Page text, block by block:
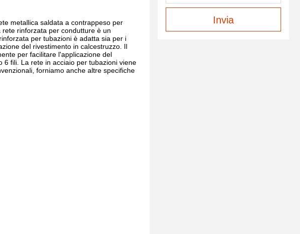
metallica saldata a contrappeso per
rinforzata per condutture è un
per tubazioni è adatta sia per i
del rivestimento in calcestruzzo. Il
per facilitare l'applicazione del
6 fili. La rete in acciaio per tubazioni viene
forniamo anche altre specifiche
Invia